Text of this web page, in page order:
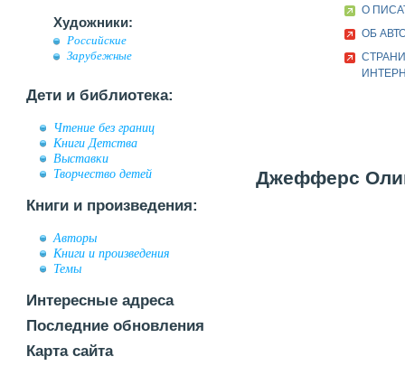
Художники:
Российские
Зарубежные
Дети и библиотека:
Чтение без границ
Книги Детства
Выставки
Творчество детей
Книги и произведения:
Авторы
Книги и произведения
Темы
Интересные адреса
Последние обновления
Карта сайта
О
ОБ
Джефферс